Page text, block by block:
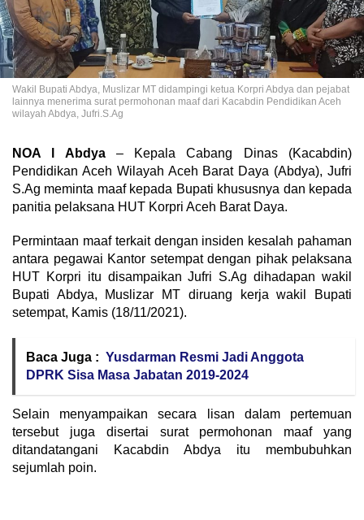
Wakil Bupati Abdya, Muslizar MT didampingi ketua Korpri Abdya dan pejabat
lainnya menerima surat permohonan maaf dari Kacabdin Pendidikan Aceh
wilayah Abdya, Jufri.S.Ag
NOA l Abdya– Kepala Cabang Dinas (Kacabdin)
Pendidikan Aceh Wilayah Aceh Barat Daya (Abdya), Jufri
S.Ag meminta maaf kepada Bupati khususnya dan kepada
panitia pelaksana HUT Korpri Aceh Barat Daya.
Permintaan maaf terkait dengan insiden kesalah pahaman
antara pegawai Kantor setempat dengan pihak pelaksana
HUT Korpri itu disampaikan Jufri S.Ag dihadapan wakil
Bupati Abdya, Muslizar MT diruang kerja wakil Bupati
setempat, Kamis (18/11/2021).
Baca Juga : Yusdarman Resmi Jadi Anggota
DPRK Sisa Masa Jabatan 2019-2024
Selain menyampaikan secara lisan dalam pertemuan
tersebut juga disertai surat permohonan maaf yang
ditandatangani Kacabdin Abdya itu membubuhkan
sejumlah poin.